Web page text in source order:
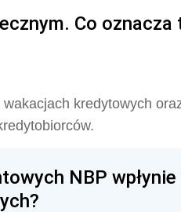
Co oznacza
kredytowych
NBP wpłynie